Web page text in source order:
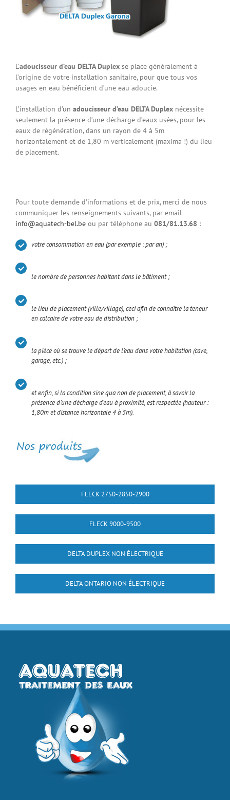
L’adoucisseur d’eau DELTA Duplex se place généralement à
l’origine de votre installation sanitaire, pour que tous vos
usages en eau bénéficient d’une eau adoucie.
L’installation d’un adoucisseur d’eau DELTA Duplex nécessite
seulement la présence d’une décharge d’eaux usées, pour les
eaux de régénération, dans un rayon de 4 à 5m
horizontalement et de 1,80 m verticalement (maxima !) du lieu
de placement.
Pour toute demande d’informations et de prix, merci de nous
communiquer les renseignements suivants, par email
info@aquatech-bel.be ou par téléphone au 081/81.13.68 :
votre consommation en eau (par exemple : par an) ;
le nombre de personnes habitant dans le bâtiment ;
le lieu de placement (ville/village), ceci afin de connaître la teneur
en calcaire de votre eau de distribution ;
la pièce où se trouve le départ de l’eau dans votre habitation (cave,
garage, etc.) ;
et enfin, si la condition sine qua non de placement, à savoir la
présence d’une décharge d’eau à proximité, est respectée (hauteur :
1,80m et distance horizontale 4 à 5m).
FLECK 2750-2850-2900
FLECK 9000-9500
DELTA DUPLEX NON ÉLECTRIQUE
DELTA ONTARIO NON ÉLECTRIQUE